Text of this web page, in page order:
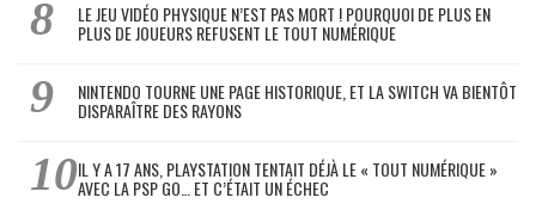
LE JEU VIDÉO PHYSIQUE N’EST PAS MORT ! POURQUOI DE PLUS EN
PLUS DE JOUEURS REFUSENT LE TOUT NUMÉRIQUE
NINTENDO TOURNE UNE PAGE HISTORIQUE, ET LA SWITCH VA BIENTÔT
DISPARAÎTRE DES RAYONS
IL Y A 17 ANS, PLAYSTATION TENTAIT DÉJÀ LE « TOUT NUMÉRIQUE »
AVEC LA PSP GO… ET C’ÉTAIT UN ÉCHEC